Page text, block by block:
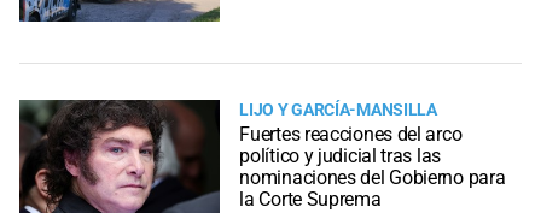
LIJO Y GARCÍA-MANSILLA
Fuertes reacciones del arco
político y judicial tras las
nominaciones del Gobierno para
la Corte Suprema